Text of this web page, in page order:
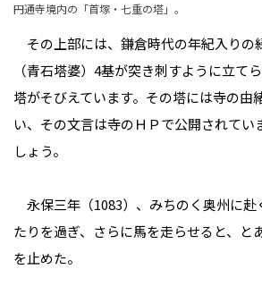
円通寺境内の「首塚・七重の塔」。
その上部には、鎌倉時代の年紀入りの
（青石塔婆）4基が突き刺すように立て
塔がそびえています。その塔には寺の由
い、その文言は寺のＨＰで公開されてい
しょう。
――永保三年（1083）、みちのく奥州に
たりを過ぎ、さらに馬を走らせると、と
を止めた。